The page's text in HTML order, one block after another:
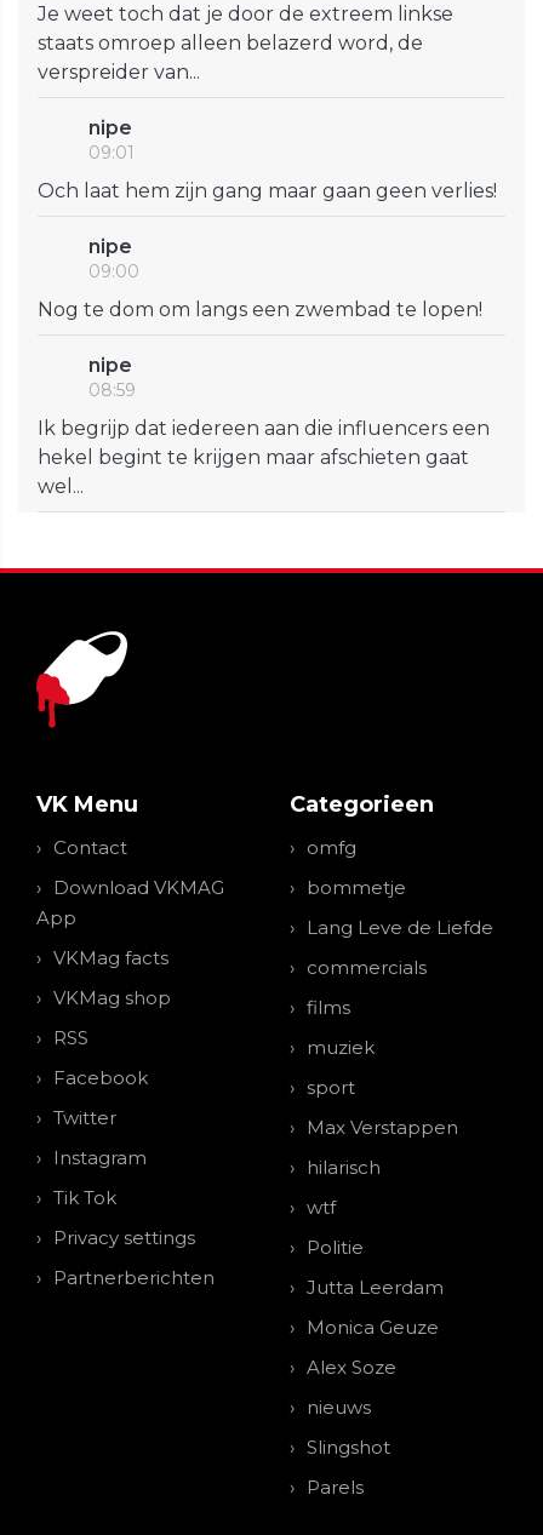
Je weet toch dat je door de extreem linkse
staats omroep alleen belazerd word, de
verspreider van...
nipe
09:01
Och laat hem zijn gang maar gaan geen verlies!
nipe
09:00
Nog te dom om langs een zwembad te lopen!
nipe
08:59
Ik begrijp dat iedereen aan die influencers een
hekel begint te krijgen maar afschieten gaat
wel...
VK Menu
Contact
Download VKMAG
App
VKMag facts
VKMag shop
RSS
Facebook
Twitter
Instagram
Tik Tok
Privacy settings
Partnerberichten
Categorieen
omfg
bommetje
Lang Leve de Liefde
commercials
films
muziek
sport
Max Verstappen
hilarisch
wtf
Politie
Jutta Leerdam
Monica Geuze
Alex Soze
nieuws
Slingshot
Parels